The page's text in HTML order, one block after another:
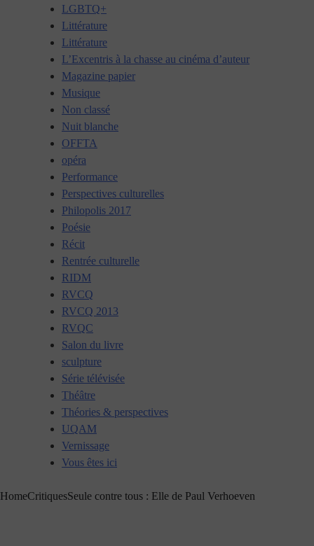
LGBTQ+
Littérature
Littérature
L’Excentris à la chasse au cinéma d’auteur
Magazine papier
Musique
Non classé
Nuit blanche
OFFTA
opéra
Performance
Perspectives culturelles
Philopolis 2017
Poésie
Récit
Rentrée culturelle
RIDM
RVCQ
RVCQ 2013
RVQC
Salon du livre
sculpture
Série télévisée
Théâtre
Théories & perspectives
UQAM
Vernissage
Vous êtes ici
HomeCritiquesSeule contre tous : Elle de Paul Verhoeven